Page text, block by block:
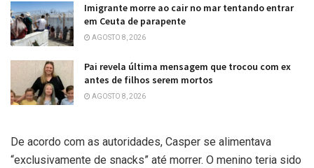
Imigrante morre ao cair no mar tentando entrar
em Ceuta de parapente
AGOSTO 8, 2026
Pai revela última mensagem que trocou com ex
antes de filhos serem mortos
AGOSTO 8, 2026
De acordo com as autoridades, Casper se alimentava
“exclusivamente de snacks” até morrer. O menino teria sido